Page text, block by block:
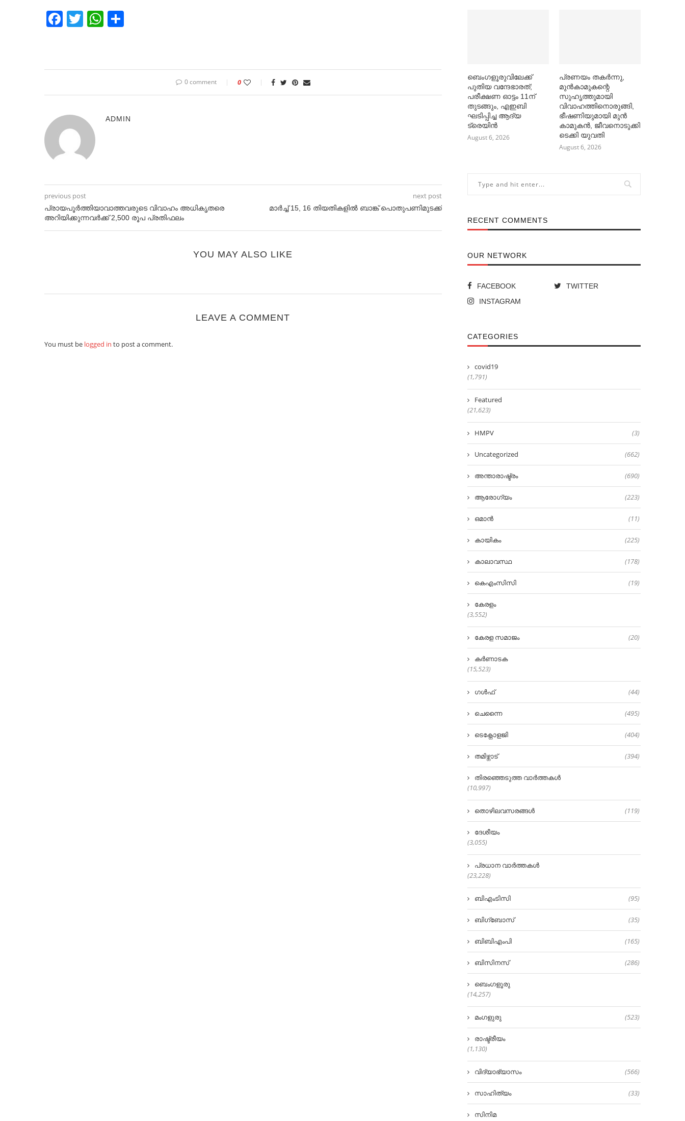
Facebook
TwitterWhatsApp
0 comment 0
ADMIN
previous post
പ്രായപൂര്‍ത്തിയാവാത്തവരുടെ വിവാഹം അധികൃതരെ
അറിയിക്കുന്നവര്‍ക്ക് 2,500 രൂപ പ്രതിഫലം
next post
മാര്‍ച്ച്‌ 15, 16 തിയതികളില്‍ ബാങ്ക് പൊതുപണിമുടക്ക്
YOU MAY ALSO LIKE
LEAVE A COMMENT
You must be logged in to post a comment.
ബെംഗളൂരുവിലേക്ക്
പുതിയ വന്ദേഭാരത്;
പരീക്ഷണ ഓട്ടം 11ന്
തുടങ്ങും, എഇബി
ഘടിപ്പിച്ച ആദ്യ
ട്രെയിന്‍
August 6, 2026
പ്രണയം തകര്‍ന്നു,
മുൻകാമുകന്റെ
സുഹൃത്തുമായി
വിവാഹത്തിനൊരുങ്ങി,
ഭീഷണിയുമായി മുൻ
കാമുകൻ, ജീവനൊടുക്കി
ടെക്കി യുവതി
August 6, 2026
RECENT COMMENTS
OUR NETWORK
FACEBOOK
TWITTER
INSTAGRAM
CATEGORIES
covid19
(1,791)
Featured
(21,623)
HMPV (3)
Uncategorized (662)
അന്താരാഷ്ട്രം (690)
ആരോഗ്യം (223)
ഒമാൻ (11)
കായികം (225)
കാലാവസ്ഥ (178)
കെഎംസിസി (19)
കേരളം
(3,552)
കേരള സമാജം (20)
കർണാടക
(15,523)
ഗൾഫ് (44)
ചെന്നൈ (495)
ടെക്നോളജി (404)
തമിഴ്നാട് (394)
തിരഞ്ഞെടുത്ത വാർത്തകൾ
(10,997)
തൊഴിലവസരങ്ങൾ (119)
ദേശീയം
(3,055)
പ്രധാന വാർത്തകൾ
(23,228)
ബിഎംടിസി (95)
ബിഗ്‌ബോസ് (35)
ബിബിഎംപി (165)
ബിസിനസ് (286)
ബെംഗളൂരു
(14,257)
മംഗളുരു (523)
രാഷ്ട്രീയം
(1,130)
വിദ്യാഭ്യാസം (566)
സാഹിത്യം (33)
സിനിമ